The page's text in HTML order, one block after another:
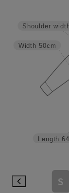
Length
Width 50cm
Shoulder
S